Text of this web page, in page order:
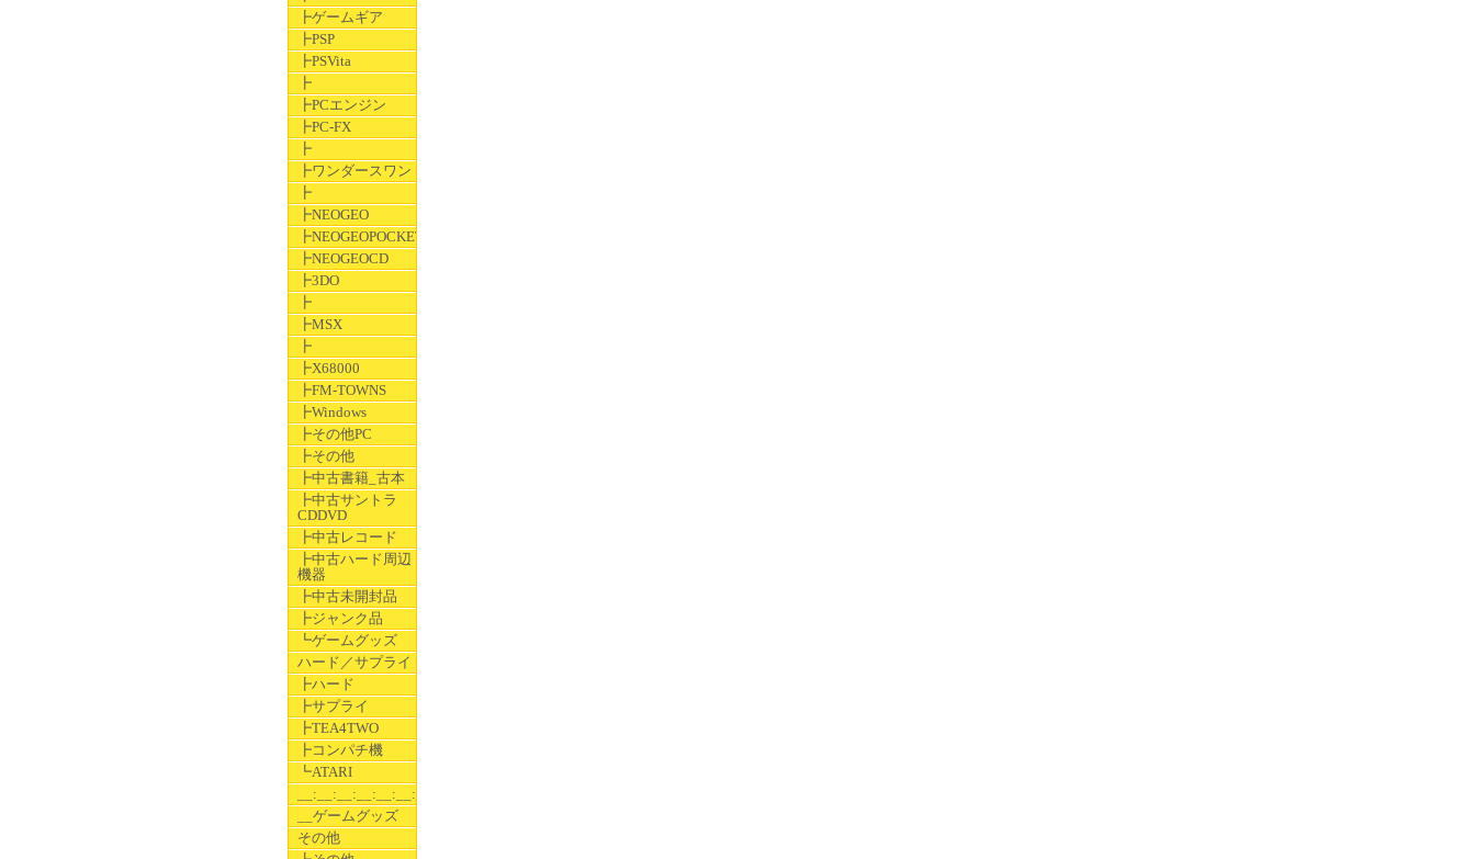
┣ゲームギア
┣PSP
┣PSVita
┣
┣PCエンジン
┣PC-FX
┣
┣ワンダースワン
┣
┣NEOGEO
┣NEOGEOPOCKET
┣NEOGEOCD
┣3DO
┣
┣MSX
┣
┣X68000
┣FM-TOWNS
┣Windows
┣その他PC
┣その他
┣中古書籍_古本
┣中古サントラ
CDDVD
┣中古レコード
┣中古ハード周辺
機器
┣中古未開封品
┣ジャンク品
┗ゲームグッズ
ハード／サプライ
┣ハード
┣サプライ
┣TEA4TWO
┣コンパチ機
┗ATARI
__:__:__:__:__:__:__
__ゲームグッズ
その他